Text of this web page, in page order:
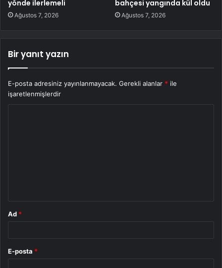
yönde ilerlemeli
Ağustos 7, 2026
bahçesi yangında kül oldu
Ağustos 7, 2026
Bir yanıt yazın
E-posta adresiniz yayınlanmayacak. Gerekli alanlar * ile
işaretlenmişlerdir
Ad *
E-posta *